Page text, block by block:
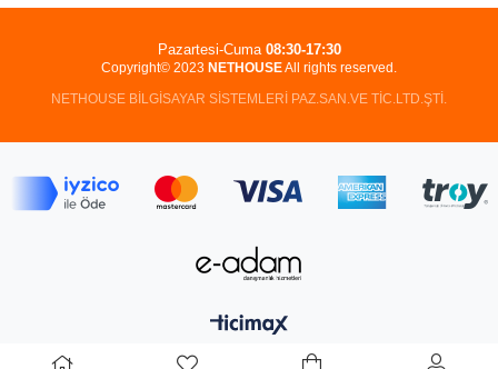
Copyright© 2023 NETHOUSEAll rights reserved.
NETHOUSE BİLGİSAYAR SİSTEMLERİ PAZ.SAN.VE TİC.LTD.ŞTİ.
Pazartesi-Cuma 08:30-17:30